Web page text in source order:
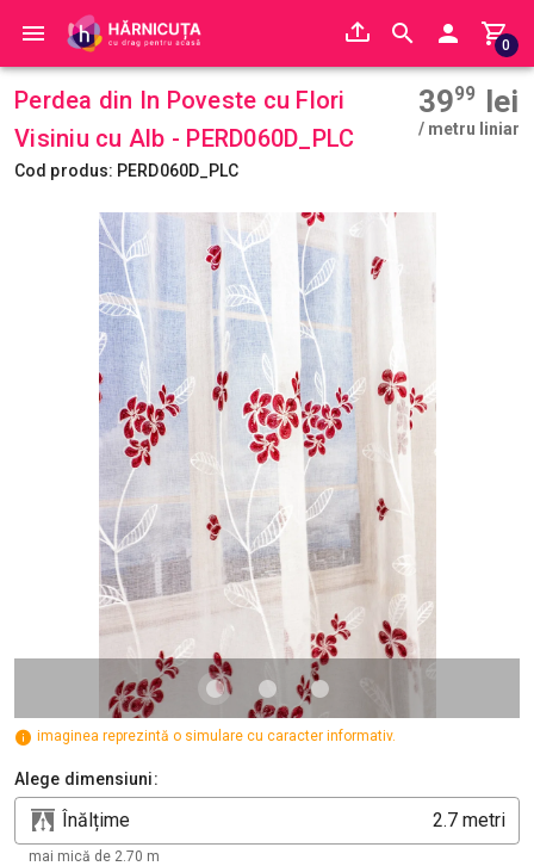
0
Perdea din In Poveste cu Flori
Visiniu cu Alb - PERD060D_PLC
Cod produs: PERD060D_PLC
3999 lei
/ metru liniar
imaginea reprezintă o simulare cu caracter informativ.
Alege dimensiuni:
Înălțime metri
mai mică de 2.70 m